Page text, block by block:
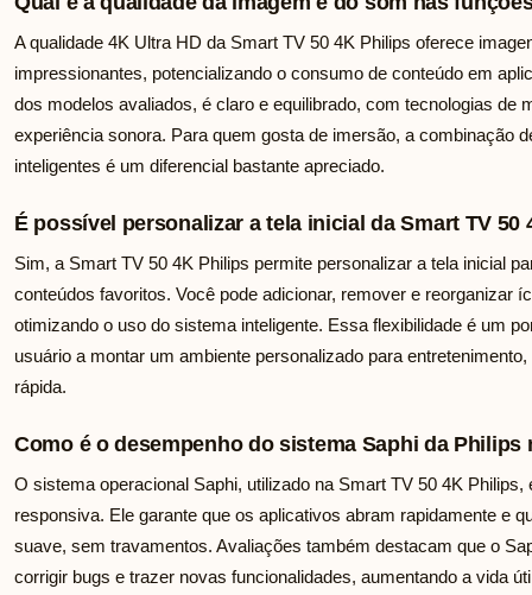
A qualidade 4K Ultra HD da Smart TV 50 4K Philips oferece
impressionantes, potencializando o consumo de conteúdo em
dos modelos avaliados, é claro e equilibrado, com tecnologias de
experiência sonora. Para quem gosta de imersão, a combinação
inteligentes é um diferencial bastante apreciado.
É possível personalizar a tela inicial da Smart TV 50
Sim, a Smart TV 50 4K Philips permite personalizar a tela inicial
conteúdos favoritos. Você pode adicionar, remover e reorganizar
otimizando o uso do sistema inteligente. Essa flexibilidade é um
usuário a montar um ambiente personalizado para
rápida.
Como é o desempenho do sistema Saphi da Philips
O sistema operacional Saphi, utilizado na Smart TV 50 4K
responsiva. Ele garante que os aplicativos abram rapidamente e
suave, sem travamentos. Avaliações também destacam que o
corrigir bugs e trazer novas funcionalidades, aumentando a vida